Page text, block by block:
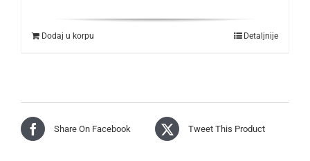
Dodaj u korpu Detaljnije
Share On Facebook Tweet This Product